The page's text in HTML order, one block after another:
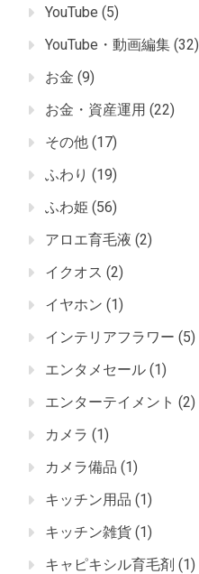
YouTube (5)
YouTube・動画編集 (32)
お金 (9)
お金・資産運用 (22)
その他 (17)
ふわり (19)
ふわ姫 (56)
アロエ育毛液 (2)
イクオス (2)
イヤホン (1)
インテリアフラワー (5)
エンタメセール (1)
エンターテイメント (2)
カメラ (1)
カメラ備品 (1)
キッチン用品 (1)
キッチン雑貨 (1)
キャピキシル育毛剤 (1)